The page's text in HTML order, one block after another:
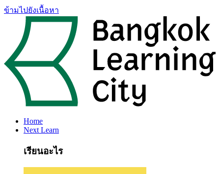
ข้ามไปยังเนื้อหา
Home
Next Learn
เรียนอะไร